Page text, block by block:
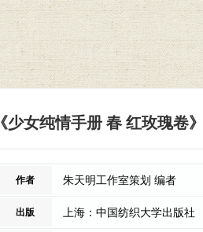
《少女纯情手册 春 红玫瑰卷》
作者 朱天明工作室策划 编者
出版 上海：中国纺织大学出版社